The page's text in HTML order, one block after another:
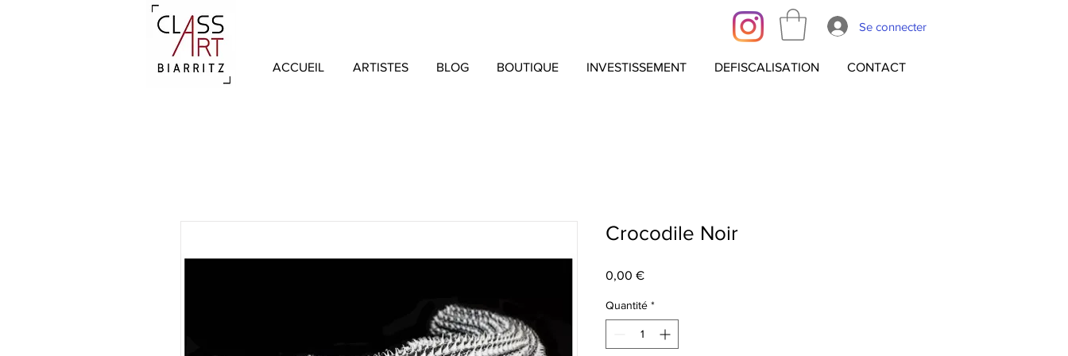
Se connecter
ACCUEIL ARTISTES BLOG BOUTIQUE INVESTISSEMENT DEFISCALISATION CONTACT
Crocodile Noir
0,00 €Prix
Quantité *